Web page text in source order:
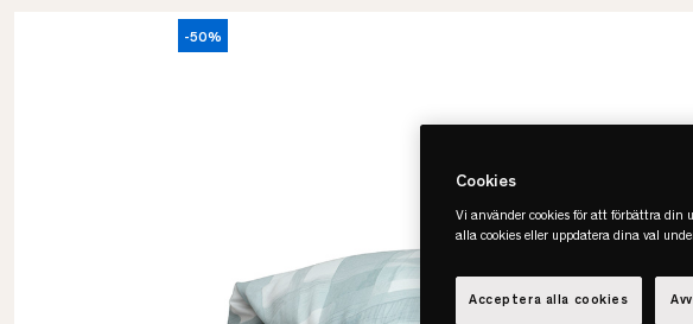
-50%
Cookies
Vi använder cookies för att förbättra din
alla cookies eller uppdatera dina val
Acceptera alla cookies